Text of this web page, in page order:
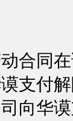
同在
支付
向华